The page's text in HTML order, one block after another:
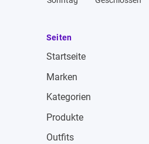
Seiten
Startseite
Marken
Kategorien
Produkte
Outfits